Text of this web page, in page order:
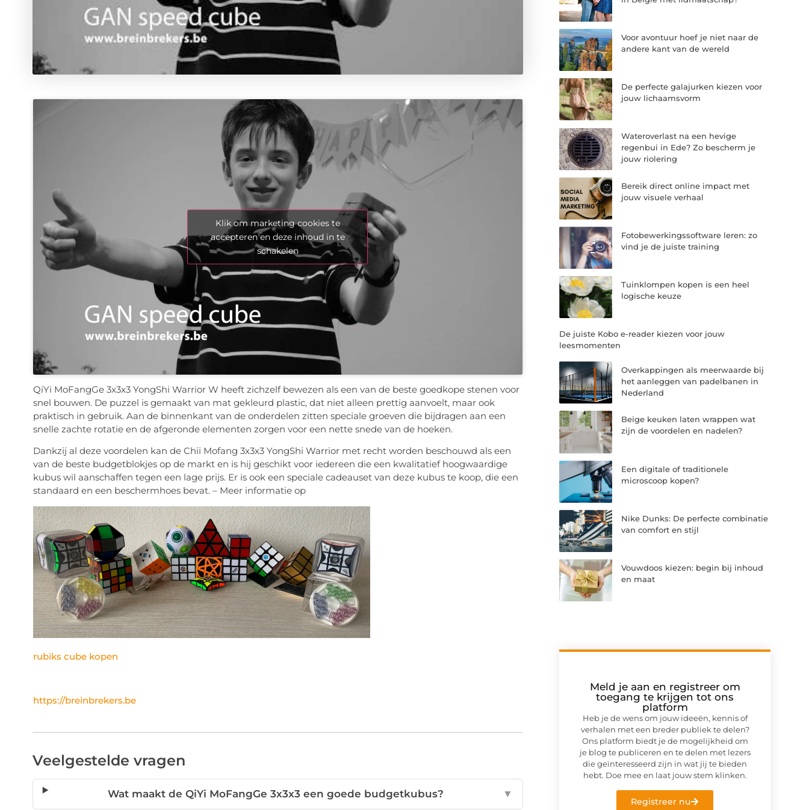
Klik om marketing cookies te
accepteren en deze inhoud in te
schakelen
QiYi MoFangGe 3x3x3 YongShi Warrior W heeft zichzelf bewezen als een van de beste goedkope stenen voor
snel bouwen. De puzzel is gemaakt van mat gekleurd plastic, dat niet alleen prettig aanvoelt, maar ook
praktisch in gebruik. Aan de binnenkant van de onderdelen zitten speciale groeven die bijdragen aan een
snelle zachte rotatie en de afgeronde elementen zorgen voor een nette snede van de hoeken.
Dankzij al deze voordelen kan de Chii Mofang 3x3x3 YongShi Warrior met recht worden beschouwd als een
van de beste budgetblokjes op de markt en is hij geschikt voor iedereen die een kwalitatief hoogwaardige
kubus wil aanschaffen tegen een lage prijs. Er is ook een speciale cadeauset van deze kubus te koop, die een
standaard en een beschermhoes bevat. – Meer informatie op
rubiks cube kopen
https://breinbrekers.be
Veelgestelde vragen
Wat maakt de QiYi MoFangGe 3x3x3 een goede budgetkubus? ▼
Voor avontuur hoef je niet naar de
andere kant van de wereld
De perfecte galajurken kiezen voor
jouw lichaamsvorm
Wateroverlast na een hevige
regenbui in Ede? Zo bescherm je
jouw riolering
Bereik direct online impact met
jouw visuele verhaal
Fotobewerkingssoftware leren: zo
vind je de juiste training
Tuinklompen kopen is een heel
logische keuze
De juiste Kobo e-reader kiezen voor jouw
leesmomenten
Overkappingen als meerwaarde bij
het aanleggen van padelbanen in
Nederland
Beige keuken laten wrappen wat
zijn de voordelen en nadelen?
Een digitale of traditionele
microscoop kopen?
Nike Dunks: De perfecte combinatie
van comfort en stijl
Vouwdoos kiezen: begin bij inhoud
en maat
Meld je aan en registreer om
toegang te krijgen tot ons
platform
Heb je de wens om jouw ideeën, kennis of
verhalen met een breder publiek te delen?
Ons platform biedt je de mogelijkheid om
je blog te publiceren en te delen met lezers
die geïnteresseerd zijn in wat jij te bieden
hebt. Doe mee en laat jouw stem klinken.
Registreer nu